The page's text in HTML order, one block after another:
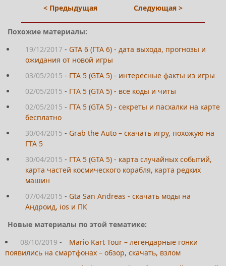
< Предыдущая Следующая >
Похожие материалы:
19/12/2017 - GTA 6 (ГТА 6) - дата выхода, прогнозы и
ожидания от новой игры
03/05/2015 - ГТА 5 (GTA 5) - интересные факты из игры
02/05/2015 - ГТА 5 (GTA 5) - все коды и читы
02/05/2015 - ГТА 5 (GTA 5) - секреты и пасхалки на карте
бесплатно
30/04/2015 - Grab the Auto – скачать игру, похожую на
ГТА 5
30/04/2015 - ГТА 5 (GTA 5) - карта случайных событий,
карта частей космического корабля, карта редких
машин
07/04/2015 - Gta San Andreas - скачать моды на
Андроид, ios и ПК
Новые материалы по этой тематике:
08/10/2019 -
Mario Kart Tour – легендарные гонки
появились на смартфонах – обзор, скачать, взлом